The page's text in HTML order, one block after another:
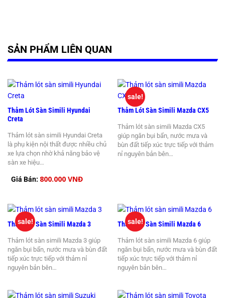
SẢN PHẨM LIÊN QUAN
Thảm Lót Sàn Simili Hyundai
Creta
Thảm lót sàn simili Hyundai Creta
là phụ kiện nội thất được nhiều chủ
xe lựa chọn nhờ khả năng bảo vệ
sàn xe hiệu…
Giá Bán: 800.000 VNĐ
Thảm Lót Sàn Simili Mazda CX5
Thảm lót sàn simili Mazda CX5
giúp ngăn bụi bẩn, nước mưa và
bùn đất tiếp xúc trực tiếp với thảm
nỉ nguyên bản bên…
sale!
Thảm Lót Sàn Simili Mazda 3
Thảm lót sàn simili Mazda 3 giúp
ngăn bụi bẩn, nước mưa và bùn đất
tiếp xúc trực tiếp với thảm nỉ
nguyên bản bên…
sale! Thảm Lót Sàn Simili Mazda 6
Thảm lót sàn simili Mazda 6 giúp
ngăn bụi bẩn, nước mưa và bùn đất
tiếp xúc trực tiếp với thảm nỉ
nguyên bản bên…
sale!